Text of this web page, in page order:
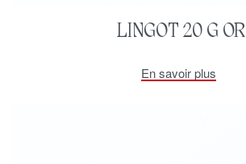
LINGOT 20 G OR
En savoir plus